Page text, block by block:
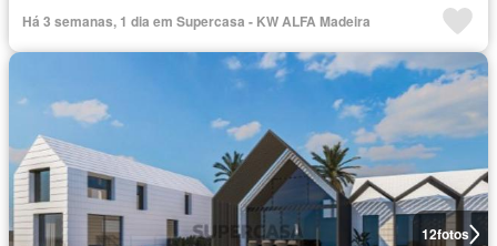
Há 3 semanas, 1 dia em Supercasa - KW ALFA Madeira
12fotos